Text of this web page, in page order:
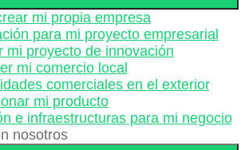
mi propia empresa
para mi proyecto empresarial
mi proyecto de innovación
mi comercio local
comerciales en el exterior
mi producto
e infraestructuras para mi negocio
nosotros